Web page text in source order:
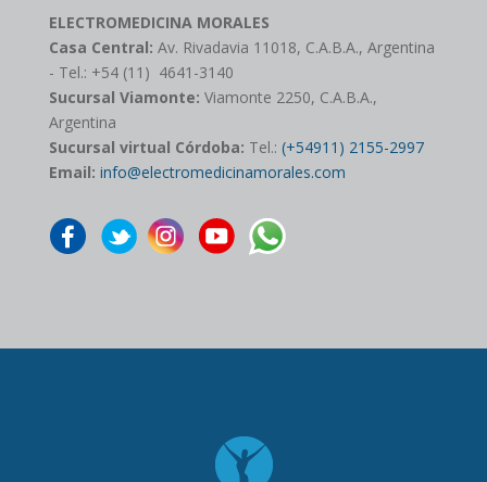
ELECTROMEDICINA MORALES
Casa Central: Av. Rivadavia 11018, C.A.B.A., Argentina
- Tel.: +54 (11) 4641-3140
Sucursal Viamonte: Viamonte 2250, C.A.B.A.,
Argentina
Sucursal virtual Córdoba: Tel.: (+54911) 2155-2997
Email: info@electromedicinamorales.com